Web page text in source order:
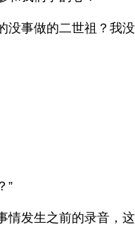
事做的二世祖？我没
”
发生之前的录音，